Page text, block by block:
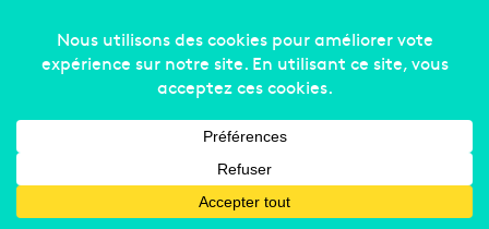
Action 16 – UNE STRATÉGIE DE PROMOTION ET DE
COMMERCIALISATION UNIFIÉES
La mise en place de ces outils de promotion
s’appuiera sur une stratégie de promotion et de
commercialisation unifiées, de manière à